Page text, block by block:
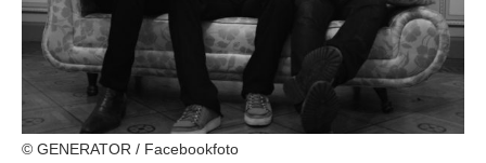
© GENERATOR / Facebookfoto